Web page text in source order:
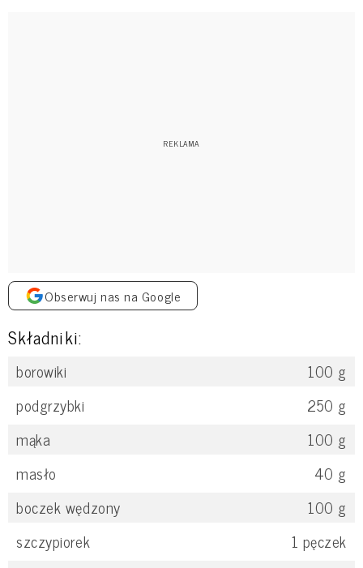
Obserwuj nas na Google
Składniki:
borowiki 100 g
podgrzybki
250 g
mąka
100 g
masło
40 g
boczek wędzony
100 g
szczypiorek
1 pęczek